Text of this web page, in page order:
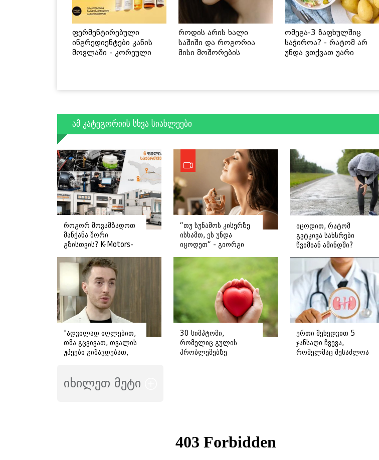
ფერმენტირებული
ინგრედიენტები კანის
მოვლაში - კორეული
როდის არის ხალი
საშიში და როგორია
მისი მოშორების
ომეგა-3 ზაფხულშიც
საჭიროა? - რატომ არ
უნდა ვთქვათ უარი
ამ კატეგორიის სხვა სიახლეები
როგორ მოვამზადოთ
მანქანა შორი
გზისთვის? K-Motors-
“თუ სუნამოს კისერზე
ისხამთ, ეს უნდა
იცოდეთ“ - გიორგი
იცოდით, რატომ
გვტკივა სახსრები
წვიმიან ამინდში?
"ადვილად იღლებით,
თმა გცვივათ, თვალის
უპეები გიშავდებათ,
ამ სიმპტომების
გამომწვევ ყველაზე
30 სიმპტომი,
რომელიც გულის
პრობლემებზე
ერთი შეხედვით 5
ჯანსაღი ჩვევა,
რომელმაც შესაძლოა
იხილეთ მეტი